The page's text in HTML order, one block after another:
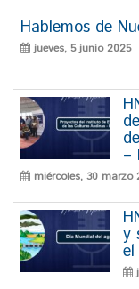
Hablemos de
jueves, 5 junio 2025
–
miércoles, 30 marzo
y